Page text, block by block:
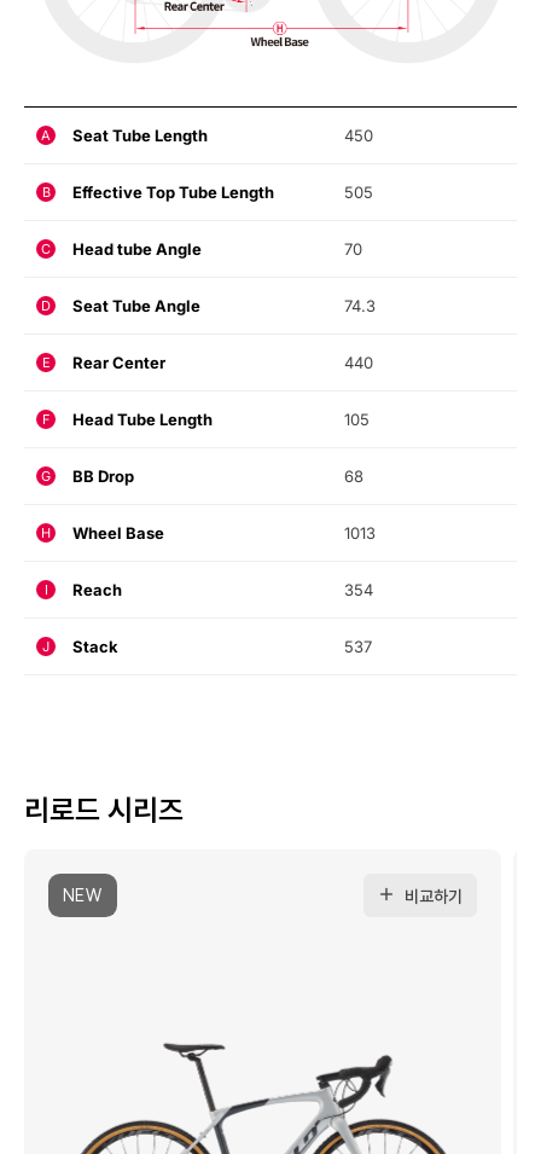
A Seat Tube Length 450
B Effective Top Tube Length 505
C Head tube Angle 70
D Seat Tube Angle 74.3
E Rear Center 440
F Head Tube Length 105
G BB Drop 68
H Wheel Base 1013
I Reach 354
J Stack 537
리로드 시리즈
NEW 비교하기